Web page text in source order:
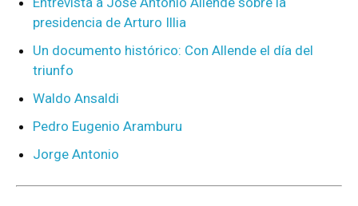
presidencia de Arturo Illia
Un documento histórico: Con Allende el día del
triunfo
Waldo Ansaldi
Pedro Eugenio Aramburu
Jorge Antonio